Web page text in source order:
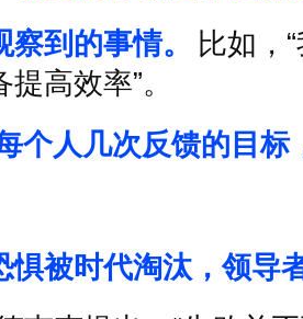
到的事情。
比如， “
提高效率”。
个人几次反馈的目标
被时代淘汰，领导